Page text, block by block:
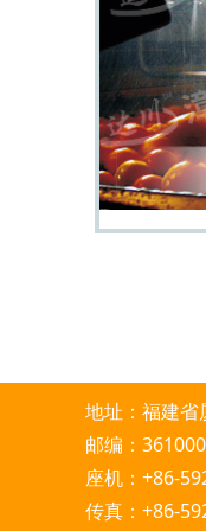
地址：福建省
邮编：361000
座机：+86-
传真：+86-